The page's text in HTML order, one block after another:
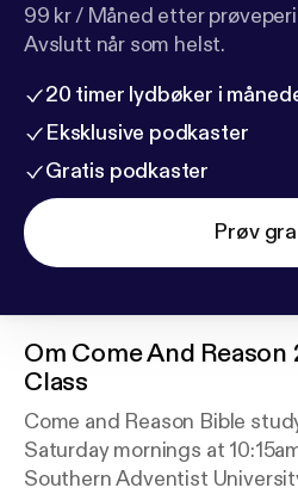
99 kr / Måned etter
Avslutt når som helst.
20 timer lydbøker i
Eksklusive podkaster
Gratis podkaster
Prøv
Om Come And
Class
Come and Reason Bible
Saturday mornings at
Southern Adventist